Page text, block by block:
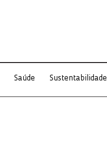
Saúde Sustentabilidade